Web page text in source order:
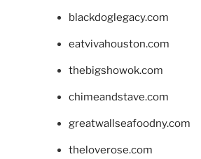
blackdoglegacy.com
eatvivahouston.com
thebigshowok.com
chimeandstave.com
greatwallseafoodny.com
theloverose.com